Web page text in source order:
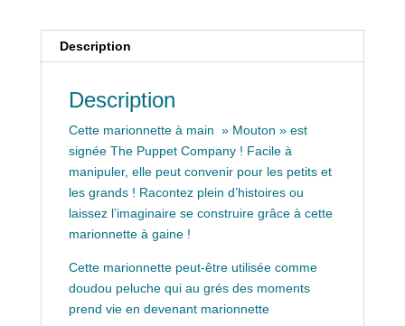
Description
Description
Cette marionnette à main » Mouton » est
signée The Puppet Company ! Facile à
manipuler, elle peut convenir pour les petits et
les grands ! Racontez plein d’histoires ou
laissez l’imaginaire se construire grâce à cette
marionnette à gaine !
Cette marionnette peut-être utilisée comme
doudou peluche qui au grés des moments
prend vie en devenant marionnette